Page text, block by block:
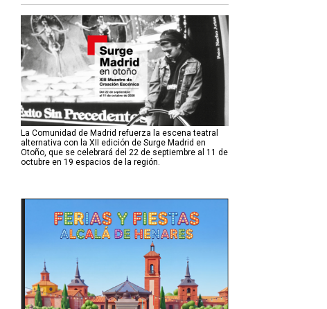
La Comunidad de Madrid refuerza la escena teatral
alternativa con la XII edición de Surge Madrid en
Otoño, que se celebrará del 22 de septiembre al 11 de
octubre en 19 espacios de la región.